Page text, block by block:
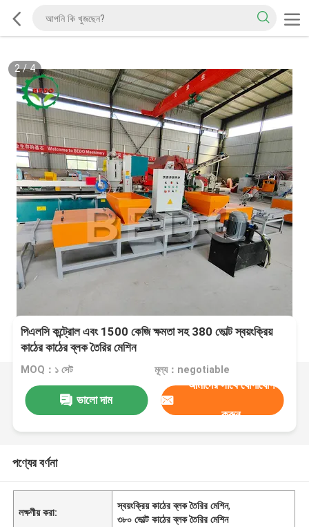
2/4
পিএলসি কন্ট্রোল এবং 1500 কেজি ক্ষমতা সহ 380 ভোল্ট স্বয়ংক্রিয়
কাঠের কাঠের ব্লক তৈরির মেশিন
MOQ：১ সেট মূল্য：negotiable
ভালো দাম
আমাদের সাথে যোগাযোগ
করুন
পণ্যের বর্ণনা
লক্ষণীয় করা:
স্বয়ংক্রিয় কাঠের ব্লক তৈরির মেশিন,
৩৮০ ভোল্ট কাঠের ব্লক তৈরির মেশিন